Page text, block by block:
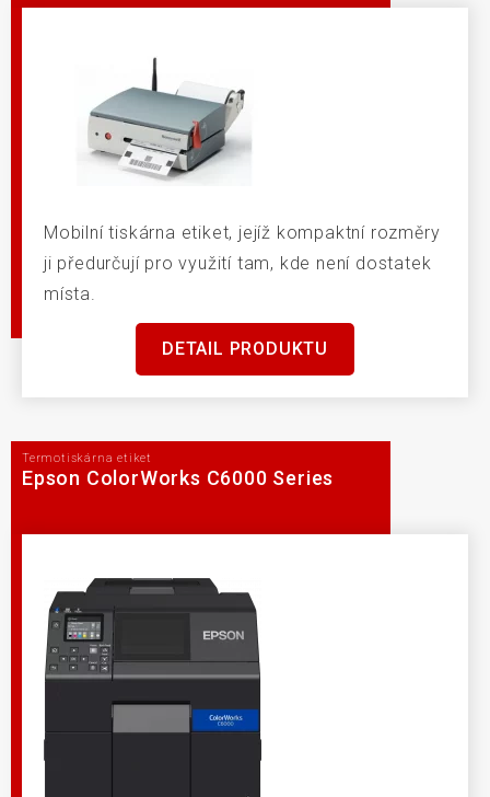
Mobilní tiskárna etiket, jejíž kompaktní rozměry
ji předurčují pro využití tam, kde není dostatek
místa.
DETAIL PRODUKTU
Termotiskárna etiket
Epson ColorWorks C6000 Series